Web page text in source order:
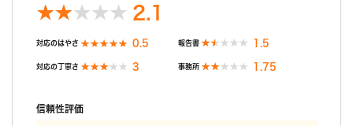
の最後に信用がガタ落ちでした。
2.1
対応のはやさ 0.5 報告書 1.5
対応の丁寧さ 3 事務所 1.75
信頼性評価